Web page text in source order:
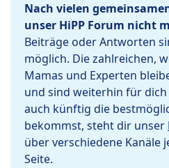
Nach vielen
unser HiPP Forum nicht
Beiträge oder Antworten
möglich. Die zahlreichen,
Mamas und Experten
und sind weiterhin für
auch künftig die
bekommst, steht dir unser
über verschiedene Kanäle
Seite.